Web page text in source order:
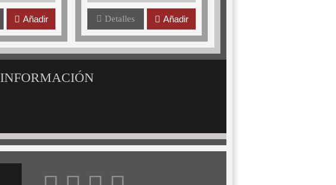
Añadir Detalles Añadir
INFORMACIÓN